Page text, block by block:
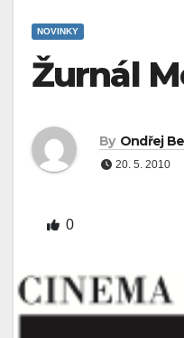
NOVINKY
Žurnál
By Ondřej
20. 5. 2010
0